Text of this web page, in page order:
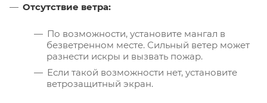
Отсутствие ветра:
По возможности, установите мангал в
безветренном месте. Сильный ветер может
разнести искры и вызвать пожар.
Если такой возможности нет, установите
ветрозащитный экран.